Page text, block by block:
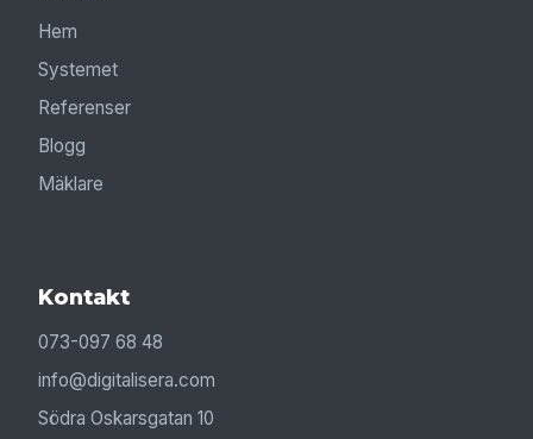
Hem
Systemet
Referenser
Blogg
Mäklare
Kontakt
073-097 68 48
info@digitalisera.com
Södra Oskarsgatan 10